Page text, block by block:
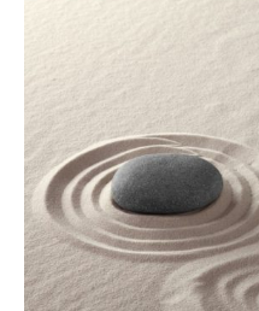
бонус садржај
светлопис
законоправило
духовни отац
православље
забрањена историја